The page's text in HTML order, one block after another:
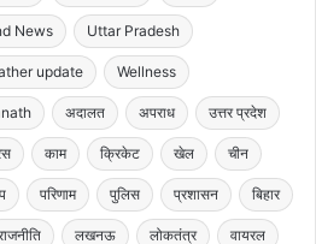
News Uttar Pradesh
update Wellness
अदालत अपराध उत्तर प्रदेश
काम क्रिकेट खेल चीन
परिणाम पुलिस प्रशासन बिहार
लखनऊ लोकतंत्र वायरल